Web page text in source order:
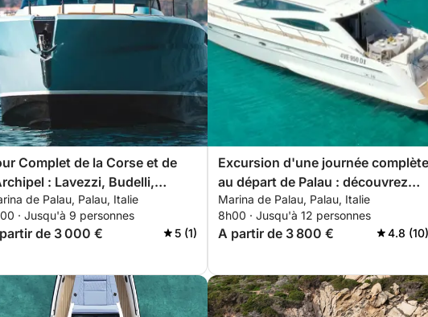
Complet de la Corse et de
: Lavezzi, Budelli,
& Spargi
de Palau, Palau, Italie
· Jusqu'à 9 personnes
de 3 000 € 5 (1)
Excursion d'une journée complète
au départ de Palau : découvrez
Caprera et la Maddalena
Marina de Palau, Palau, Italie
8h00 · Jusqu'à 12 personnes
A partir de 3 800 € 4.8 (10)